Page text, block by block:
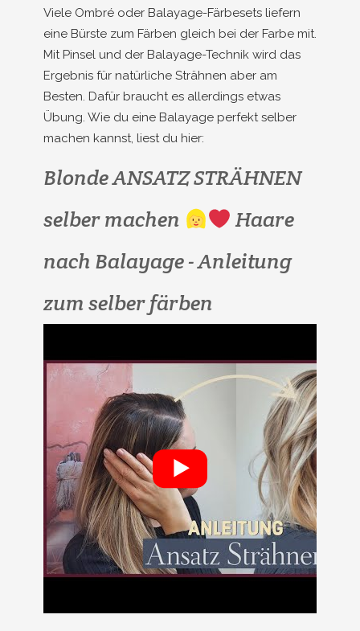
Viele Ombré oder Balayage-Färbesets liefern
eine Bürste zum Färben gleich bei der Farbe mit.
Mit Pinsel und der Balayage-Technik wird das
Ergebnis für natürliche Strähnen aber am
Besten. Dafür braucht es allerdings etwas
Übung. Wie du eine Balayage perfekt selber
machen kannst, liest du hier:
Blonde ANSATZ STRÄHNEN
selber machen
Haare
nach Balayage - Anleitung
zum selber färben